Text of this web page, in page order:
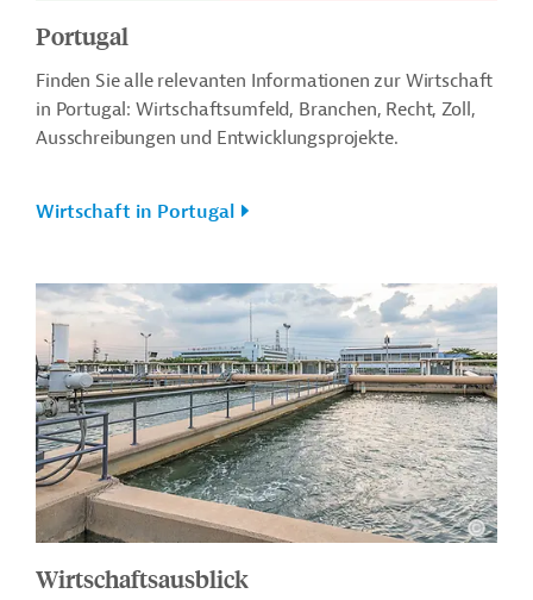
Portugal
Finden Sie alle relevanten Informationen zur Wirtschaft
in Portugal: Wirtschaftsumfeld, Branchen, Recht, Zoll,
Ausschreibungen und Entwicklungsprojekte.
Wirtschaft in Portugal
Wirtschaftsausblick